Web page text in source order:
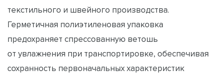
текстильного и швейного производства.
Герметичная полиэтиленовая упаковка
предохраняет спрессованную ветошь
от увлажнения при транспортировке, обеспечивая
сохранность первоначальных характеристик